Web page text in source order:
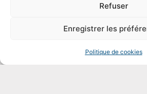
Refuser
Enregistrer les
Politique de cookies